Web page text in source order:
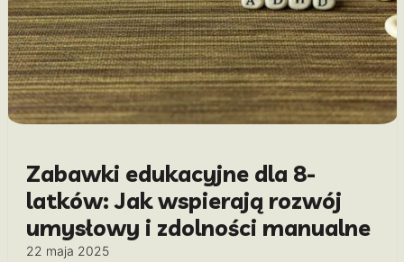
Zabawki edukacyjne dla 8-
latków: Jak wspierają rozwój
umysłowy i zdolności manualne
22 maja 2025